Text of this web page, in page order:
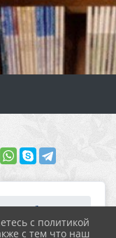
работы
с политикой
с тем что наш